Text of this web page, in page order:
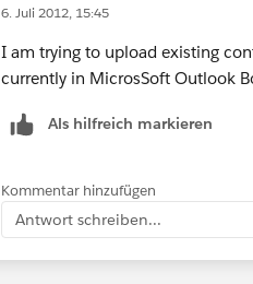
6. Juli 2012, 15:45
I am trying to upload existing
currently in MicrosSoft Outlook
Als hilfreich markieren
Kommentar hinzufügen
Antwort schreiben...